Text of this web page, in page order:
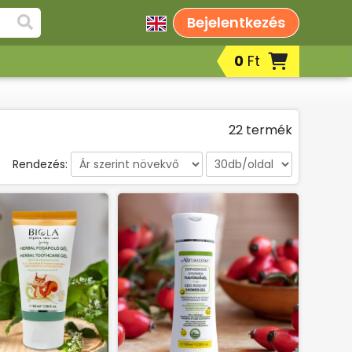
Bejelentkezés
0 Ft
termékek
Fényvédelem/napozás, szolárium
utáni bőrápolási termékek
Korrektorok
Peelingek, arcradírok
Sportkrémek, sportgélek
Testápolók, testkrémek, testápoló
tejek, testvajak, testpeelingek
Babáknak & mamáknak
22 termék
Rendezés: